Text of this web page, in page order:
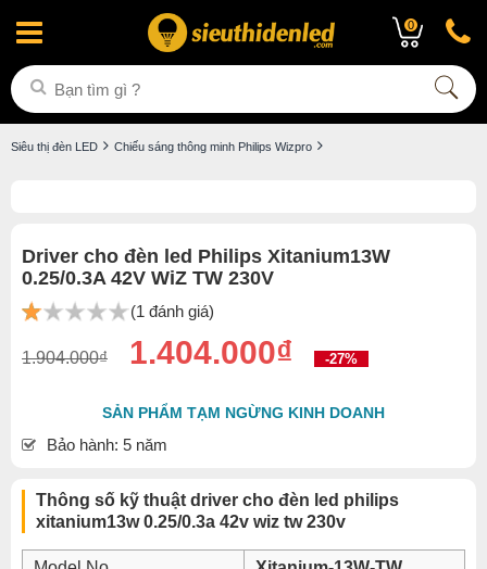
0
Siêu thị đèn LED Chiếu sáng thông minh Philips Wizpro
Driver cho đèn led Philips Xitanium13W
0.25/0.3A 42V WiZ TW 230V
(1 đánh giá)
1.904.000₫ 1.404.000₫ -27%
SẢN PHẨM TẠM NGỪNG KINH DOANH
Bảo hành: 5 năm
Thông số kỹ thuật driver cho đèn led philips
xitanium13w 0.25/0.3a 42v wiz tw 230v